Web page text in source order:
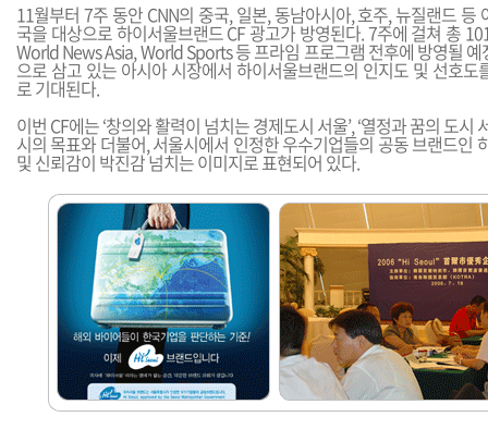
11월부터 7주 동안 CNN의 중국, 일본, 동남아시아, 호주, 뉴질랜드 등
국을 대상으로 하이서울브랜드 CF 광고가 방영된다. 7주에 걸쳐 총
World News Asia, World Sports 등 프라임 프로그램 전후에 방영될
으로 삼고 있는 아시아 시장에서 하이서울브랜드의 인지도 및 선호도
로 기대된다.
이번 CF에는 ‘창의와 활력이 넘치는 경제도시 서울’, ‘열정과 꿈의 도시
시의 목표와 더불어, 서울시에서 인정한 우수기업들의 공동 브랜드인
및 신뢰감이 박진감 넘치는 이미지로 표현되어 있다.